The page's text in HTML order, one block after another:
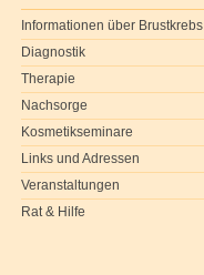
Informationen über Brustkrebs
Diagnostik
Therapie
Nachsorge
Kosmetikseminare
Links und Adressen
Veranstaltungen
Rat & Hilfe